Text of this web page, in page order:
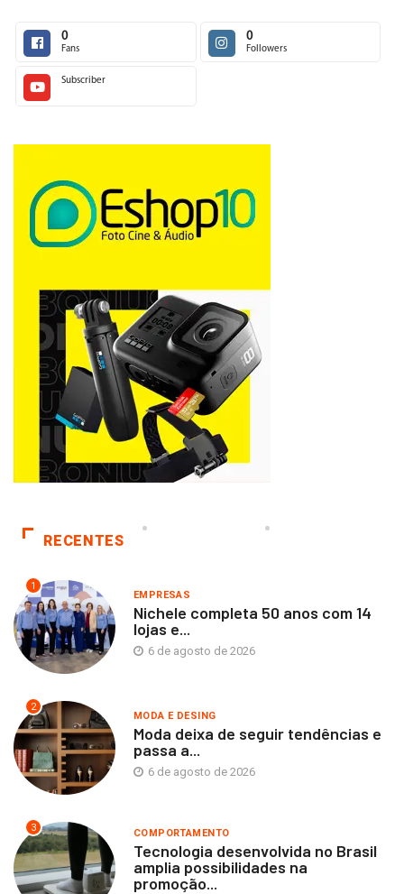
0
Fans
0
Followers
Subscriber
RECENTES
1
EMPRESAS
Nichele completa 50 anos com 14
lojas e...
6 de agosto de 2026
2
MODA E DESING
Moda deixa de seguir tendências e
passa a...
6 de agosto de 2026
3 COMPORTAMENTO
Tecnologia desenvolvida no Brasil
amplia possibilidades na
promoção...